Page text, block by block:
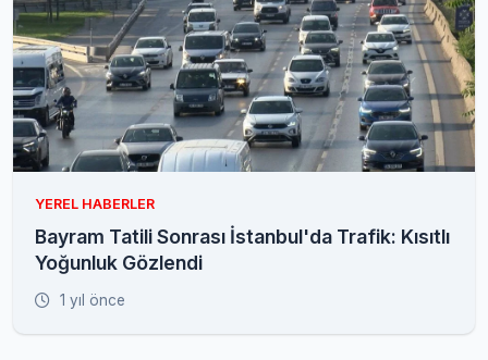
YEREL HABERLER
Bayram Tatili Sonrası İstanbul'da Trafik: Kısıtlı
Yoğunluk Gözlendi
1 yıl önce